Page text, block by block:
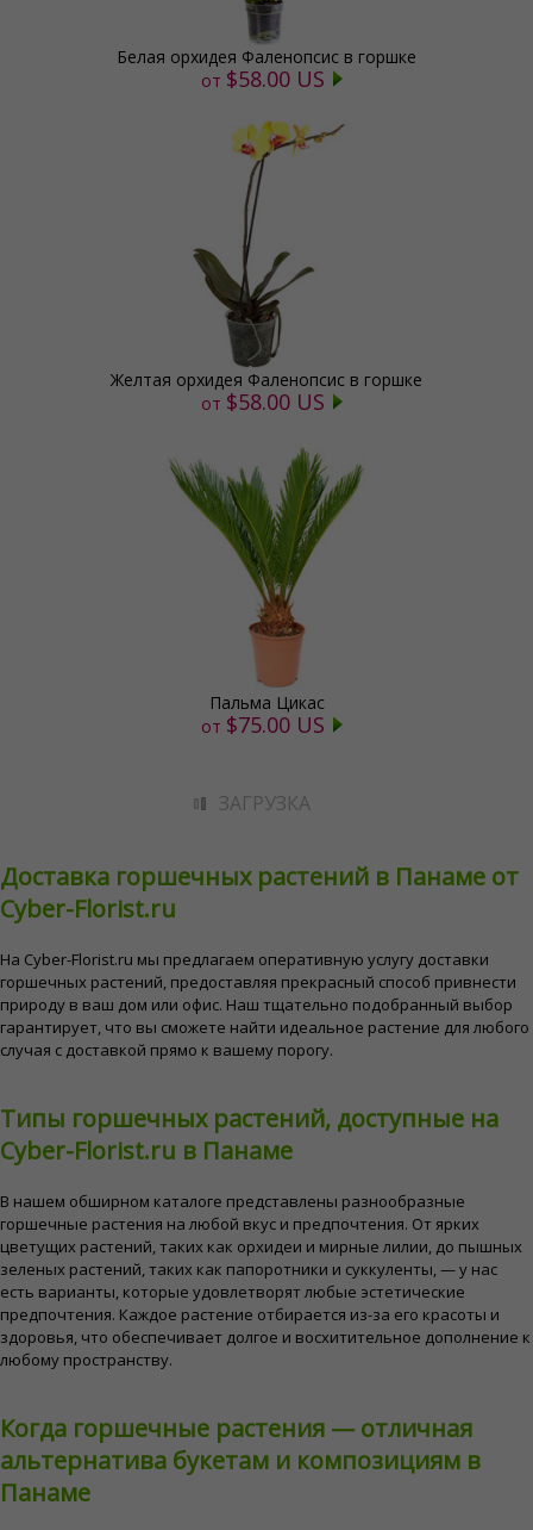
Белая орхидея Фаленопсис в горшке
от $58.00 US
Желтая орхидея Фаленопсис в горшке
от $58.00 US
Пальма Цикас
от $75.00 US
ЗАГРУЗКА
Доставка горшечных растений в Панаме от
Cyber-Florist.ru
На Cyber-Florist.ru мы предлагаем оперативную услугу доставки
горшечных растений, предоставляя прекрасный способ привнести
природу в ваш дом или офис. Наш тщательно подобранный выбор
гарантирует, что вы сможете найти идеальное растение для любого
случая с доставкой прямо к вашему порогу.
Типы горшечных растений, доступные на
Cyber-Florist.ru в Панаме
В нашем обширном каталоге представлены разнообразные
горшечные растения на любой вкус и предпочтения. От ярких
цветущих растений, таких как орхидеи и мирные лилии, до пышных
зеленых растений, таких как папоротники и суккуленты, — у нас
есть варианты, которые удовлетворят любые эстетические
предпочтения. Каждое растение отбирается из-за его красоты и
здоровья, что обеспечивает долгое и восхитительное дополнение к
любому пространству.
Когда горшечные растения — отличная
альтернатива букетам и композициям в
Панаме